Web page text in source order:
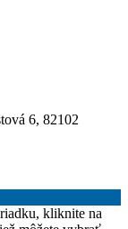
6, 82102
kliknite na